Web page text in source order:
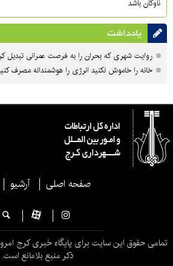
ناوگان باشد
یادداشت
روایت شهری که بحران را به فرصت عمرانی تبدیل
خانه را خاموش نکنید انرژی را هوشمندانه مصرف
صفحه اصلی آرشیو
تمامی حقوق این سایت برای پایگاه خبری کرج
ذکر منبع بلامانع است.